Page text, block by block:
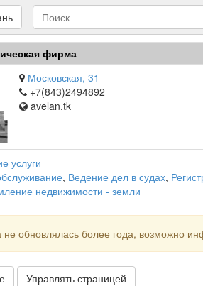
фирма
Московская, 31
+7(843)2494892
avelan.tk
услуги
, Ведение дел в судах,
недвижимости - земли
не обновлялась более года, возможно
Управлять страницей